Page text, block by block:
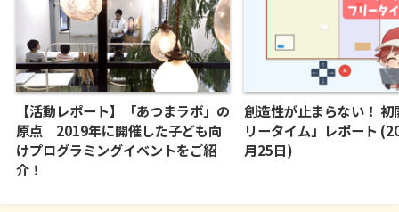
【活動レポート】「あつまラボ」の
原点 2019年に開催した子ども向
けプログラミングイベントをご紹
介！
創造性が止まらない！ 初
リータイム」レポート
月25日)